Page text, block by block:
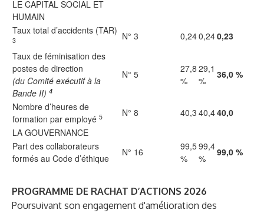
LE CAPITAL SOCIAL ET
HUMAIN
Taux total d’accidents (TAR)
3 N° 3 0,240,240,23
Taux de féminisation des
postes de direction
(du Comité exécutif à la
Bande II) 4
N° 5
27,8
%
29,1
%
36,0 %
Nombre d’heures de
formation par employé 5 N° 8 40,3 40,440,0
LA GOUVERNANCE
Part des collaborateurs
formés au Code d’éthique
N° 16
99,5
%
99,4
%
99,0 %
PROGRAMME DE RACHAT D’ACTIONS 2026
Poursuivant son engagement d'amélioration des